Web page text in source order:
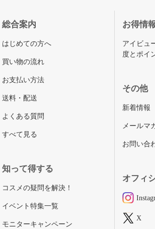
総合案内
はじめての方へ
買い物の流れ
お支払い方法
送料・配送
よくある質問
すべて見る
知って得する
コスメの疑問を解決！
イベント特集一覧
モニターキャンペーン
お得情
アイビュ
度とポイ
その他
新着情報
メールマ
お問い合
オフィ
X